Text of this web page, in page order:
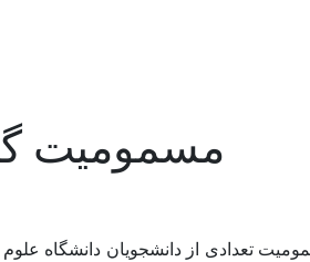
مسمومیت
تعدادی از دانشجویان دانشگاه